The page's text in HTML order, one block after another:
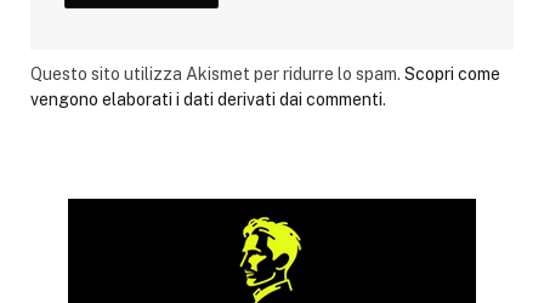
Questo sito utilizza Akismet per ridurre lo spam. Scopri come
vengono elaborati i dati derivati dai commenti.